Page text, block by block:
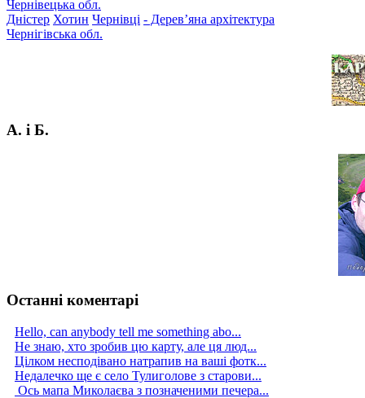
Чернівецька обл.
Дністер Хотин Чернівці - Дерев’яна архітектура
Чернігівська обл.
А. і Б.
Останні коментарі
Hello, can anybody tell me something abo...
Не знаю, хто зробив цю карту, але ця люд...
Цілком несподівано натрапив на ваші фотк...
Недалечко ще є село Тулиголове з старови...
Ось мапа Миколаєва з позначеними печера...